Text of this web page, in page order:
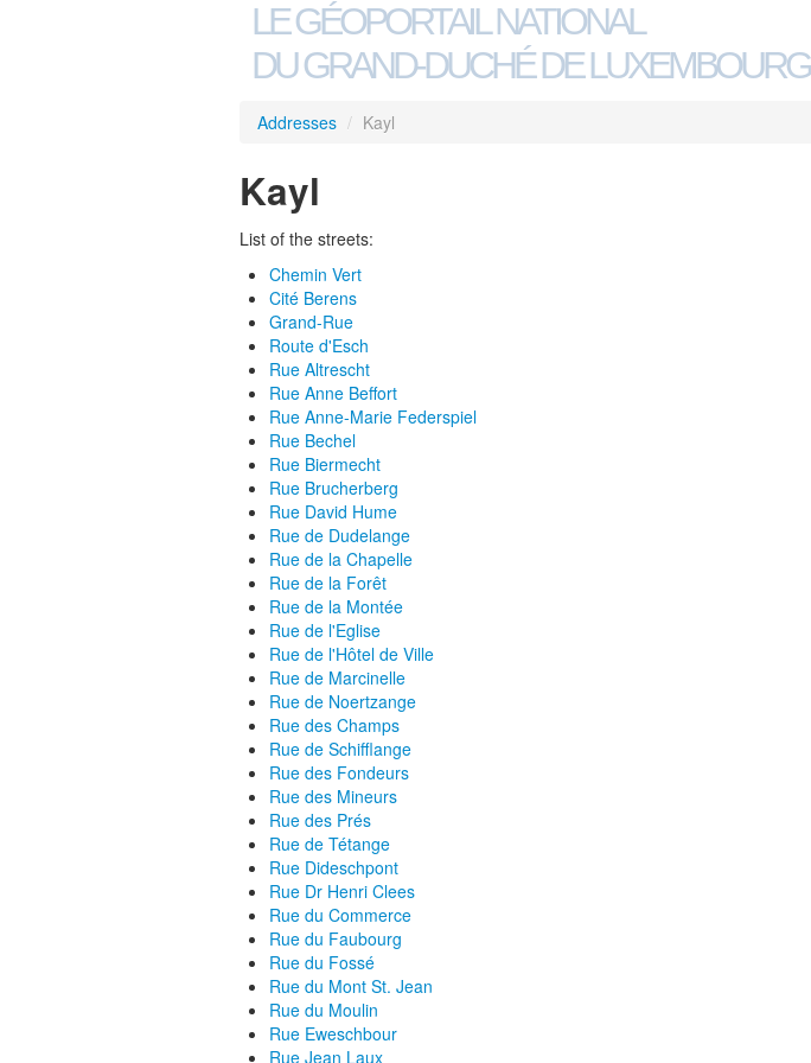
LE GÉOPORTAIL NATIONAL
DU GRAND-DUCHÉ DE LUXEMBOURG
Addresses / Kayl
Kayl
List of the streets:
Chemin Vert
Cité Berens
Grand-Rue
Route d'Esch
Rue Altrescht
Rue Anne Beffort
Rue Anne-Marie Federspiel
Rue Bechel
Rue Biermecht
Rue Brucherberg
Rue David Hume
Rue de Dudelange
Rue de la Chapelle
Rue de la Forêt
Rue de la Montée
Rue de l'Eglise
Rue de l'Hôtel de Ville
Rue de Marcinelle
Rue de Noertzange
Rue des Champs
Rue de Schifflange
Rue des Fondeurs
Rue des Mineurs
Rue des Prés
Rue de Tétange
Rue Dideschpont
Rue Dr Henri Clees
Rue du Commerce
Rue du Faubourg
Rue du Fossé
Rue du Mont St. Jean
Rue du Moulin
Rue Eweschbour
Rue Jean Laux